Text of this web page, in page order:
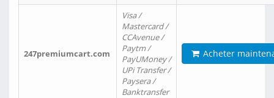
247premiumcart.com
Visa /
Mastercard /
CCAvenue /
Paytm /
PayUMoney /
UPi Transfer /
Paysera /
Banktransfer
Acheter